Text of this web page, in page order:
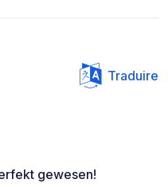
Traduire
gewesen!